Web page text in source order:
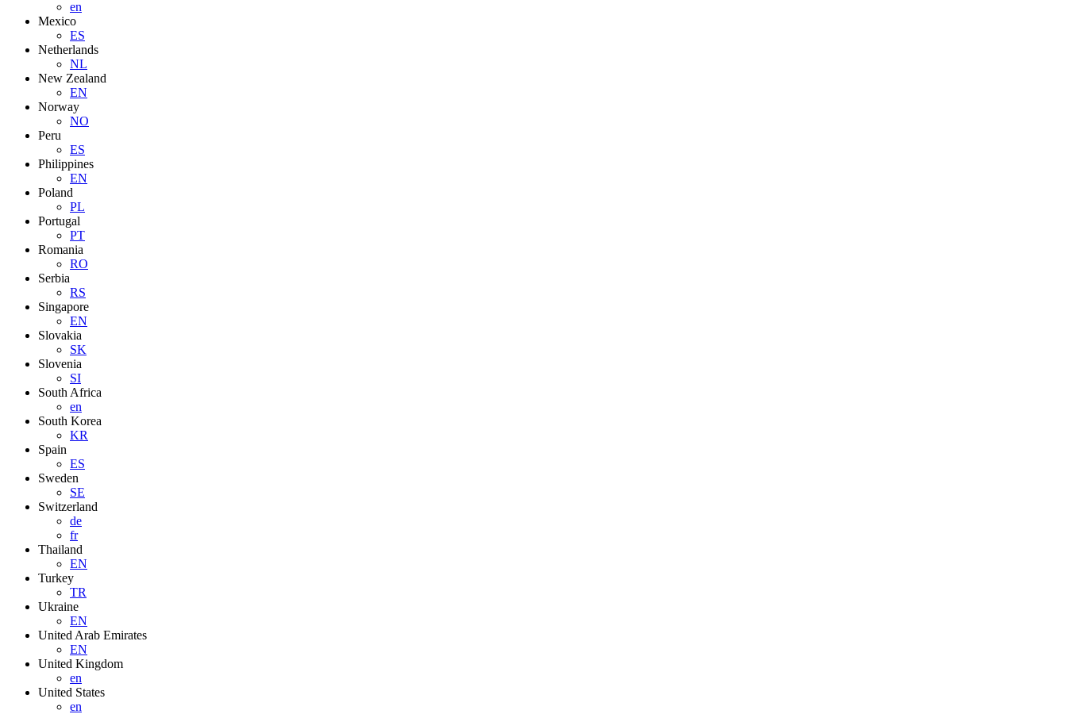
en
Mexico
ES
Netherlands
NL
New Zealand
EN
Norway
NO
Peru
ES
Philippines
EN
Poland
PL
Portugal
PT
Romania
RO
Serbia
RS
Singapore
EN
Slovakia
SK
Slovenia
SI
South Africa
en
South Korea
KR
Spain
ES
Sweden
SE
Switzerland
de
fr
Thailand
EN
Turkey
TR
Ukraine
EN
United Arab Emirates
EN
United Kingdom
en
United States
en